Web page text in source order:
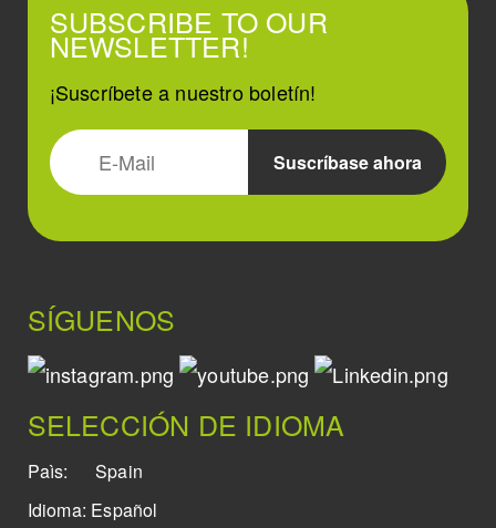
SUBSCRIBE TO OUR
NEWSLETTER!
¡Suscríbete a nuestro boletín!
SÍGUENOS
SELECCIÓN DE IDIOMA
Paìs:
Spain
Idioma: Español